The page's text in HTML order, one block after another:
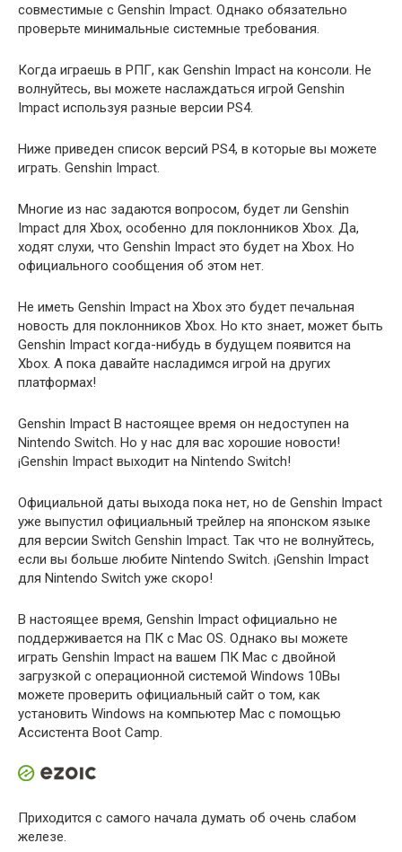
совместимые с Genshin Impact. Однако обязательно
проверьте минимальные системные требования.
Когда играешь в РПГ, как Genshin Impact на консоли. Не
волнуйтесь, вы можете наслаждаться игрой Genshin
Impact используя разные версии PS4.
Ниже приведен список версий PS4, в которые вы можете
играть. Genshin Impact.
Многие из нас задаются вопросом, будет ли Genshin
Impact для Xbox, особенно для поклонников Xbox. Да,
ходят слухи, что Genshin Impact это будет на Xbox. Но
официального сообщения об этом нет.
Не иметь Genshin Impact на Xbox это будет печальная
новость для поклонников Xbox. Но кто знает, может быть
Genshin Impact когда-нибудь в будущем появится на
Xbox. А пока давайте насладимся игрой на других
платформах!
Genshin Impact В настоящее время он недоступен на
Nintendo Switch. Но у нас для вас хорошие новости!
¡Genshin Impact выходит на Nintendo Switch!
Официальной даты выхода пока нет, но de Genshin Impact
уже выпустил официальный трейлер на японском языке
для версии Switch Genshin Impact. Так что не волнуйтесь,
если вы больше любите Nintendo Switch. ¡Genshin Impact
для Nintendo Switch уже скоро!
В настоящее время, Genshin Impact официально не
поддерживается на ПК с Mac OS. Однако вы можете
играть Genshin Impact на вашем ПК Mac с двойной
загрузкой с операционной системой Windows 10Вы
можете проверить официальный сайт о том, как
установить Windows на компьютер Mac с помощью
Ассистента Boot Camp.
Приходится с самого начала думать об очень слабом
железе.